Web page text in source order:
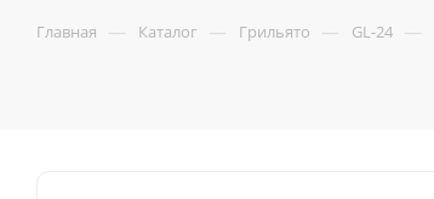
Главная — Каталог — Грильято — GL-24 —